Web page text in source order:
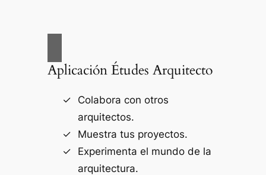
Aplicación Études Arquitecto
Colabora con otros
arquitectos.
Muestra tus proyectos.
Experimenta el mundo de la
arquitectura.